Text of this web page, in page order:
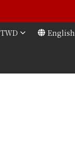
TWD English